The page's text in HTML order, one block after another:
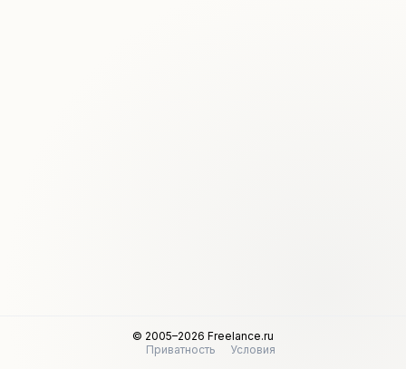
© 2005–2026 Freelance.ru
Приватность
Условия